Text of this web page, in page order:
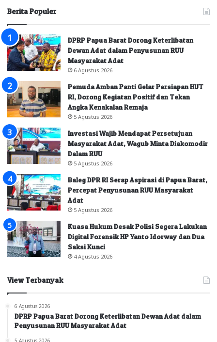
Berita Populer
DPRP Papua Barat Dorong Keterlibatan
Dewan Adat dalam Penyusunan RUU
Masyarakat Adat
6 Agustus 2026
Pemuda Amban Panti Gelar Persiapan HUT
RI, Dorong Kegiatan Positif dan Tekan
Angka Kenakalan Remaja
5 Agustus 2026
Investasi Wajib Mendapat Persetujuan
Masyarakat Adat, Wagub Minta Diakomodir
Dalam RUU
5 Agustus 2026
Baleg DPR RI Serap Aspirasi di Papua Barat,
Percepat Penyusunan RUU Masyarakat
Adat
5 Agustus 2026
Kuasa Hukum Desak Polisi Segera Lakukan
Digital Forensik HP Yanto Idorway dan Dua
Saksi Kunci
4 Agustus 2026
View Terbanyak
6 Agustus 2026
DPRP Papua Barat Dorong Keterlibatan Dewan Adat dalam
Penyusunan RUU Masyarakat Adat
5 Agustus 2026